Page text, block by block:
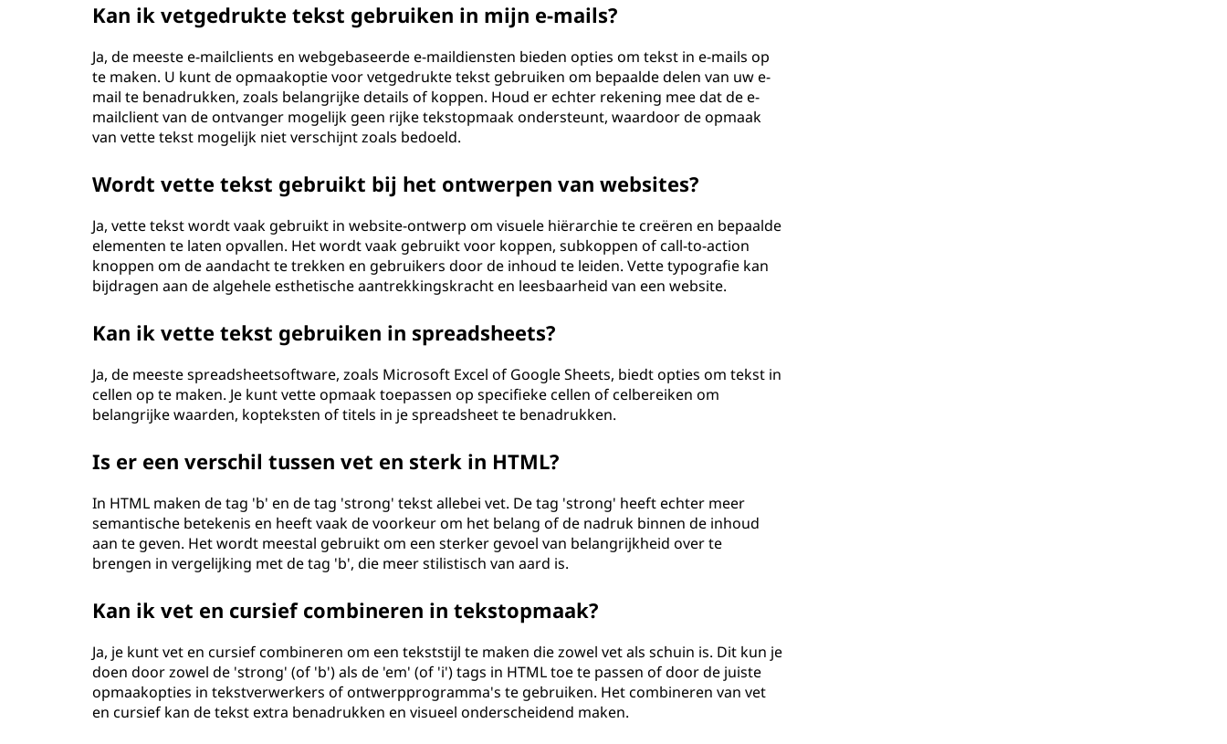
Kan ik vetgedrukte tekst gebruiken in mijn e-mails?
Ja, de meeste e-mailclients en webgebaseerde e-maildiensten bieden opties om tekst in e-mails op
te maken. U kunt de opmaakoptie voor vetgedrukte tekst gebruiken om bepaalde delen van uw e-
mail te benadrukken, zoals belangrijke details of koppen. Houd er echter rekening mee dat de e-
mailclient van de ontvanger mogelijk geen rijke tekstopmaak ondersteunt, waardoor de opmaak
van vette tekst mogelijk niet verschijnt zoals bedoeld.
Wordt vette tekst gebruikt bij het ontwerpen van websites?
Ja, vette tekst wordt vaak gebruikt in website-ontwerp om visuele hiërarchie te creëren en bepaalde
elementen te laten opvallen. Het wordt vaak gebruikt voor koppen, subkoppen of call-to-action
knoppen om de aandacht te trekken en gebruikers door de inhoud te leiden. Vette typografie kan
bijdragen aan de algehele esthetische aantrekkingskracht en leesbaarheid van een website.
Kan ik vette tekst gebruiken in spreadsheets?
Ja, de meeste spreadsheetsoftware, zoals Microsoft Excel of Google Sheets, biedt opties om tekst in
cellen op te maken. Je kunt vette opmaak toepassen op specifieke cellen of celbereiken om
belangrijke waarden, kopteksten of titels in je spreadsheet te benadrukken.
Is er een verschil tussen vet en sterk in HTML?
In HTML maken de tag 'b' en de tag 'strong' tekst allebei vet. De tag 'strong' heeft echter meer
semantische betekenis en heeft vaak de voorkeur om het belang of de nadruk binnen de inhoud
aan te geven. Het wordt meestal gebruikt om een sterker gevoel van belangrijkheid over te
brengen in vergelijking met de tag 'b', die meer stilistisch van aard is.
Kan ik vet en cursief combineren in tekstopmaak?
Ja, je kunt vet en cursief combineren om een tekststijl te maken die zowel vet als schuin is. Dit kun je
doen door zowel de 'strong' (of 'b') als de 'em' (of 'i') tags in HTML toe te passen of door de juiste
opmaakopties in tekstverwerkers of ontwerpprogramma's te gebruiken. Het combineren van vet
en cursief kan de tekst extra benadrukken en visueel onderscheidend maken.